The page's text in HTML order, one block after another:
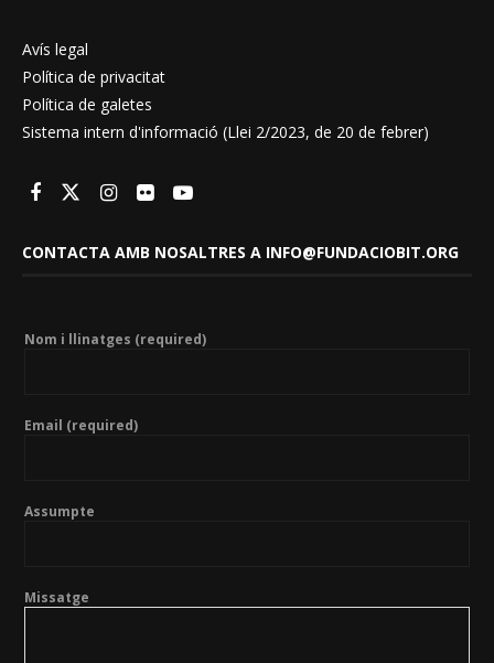
Avís legal
Política de privacitat
Política de galetes
Sistema intern d'informació (Llei 2/2023, de 20 de febrer)
CONTACTA AMB NOSALTRES A INFO@FUNDACIOBIT.ORG
Nom i llinatges (required)
Email (required)
Assumpte
Missatge